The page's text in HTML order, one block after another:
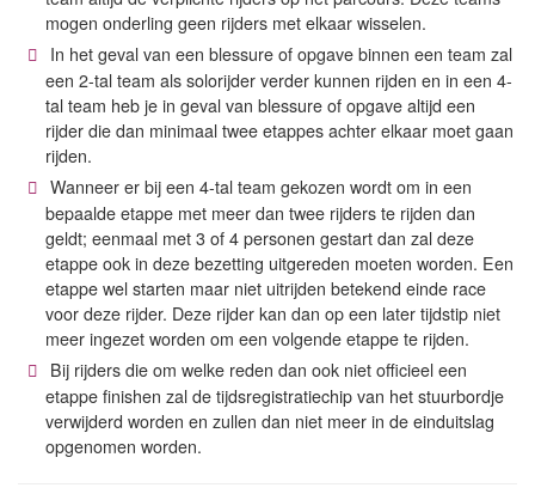
mogen onderling geen rijders met elkaar wisselen.
In het geval van een blessure of opgave binnen een team zal
een 2-tal team als solorijder verder kunnen rijden en in een 4-
tal team heb je in geval van blessure of opgave altijd een
rijder die dan minimaal twee etappes achter elkaar moet gaan
rijden.
Wanneer er bij een 4-tal team gekozen wordt om in een
bepaalde etappe met meer dan twee rijders te rijden dan
geldt; eenmaal met 3 of 4 personen gestart dan zal deze
etappe ook in deze bezetting uitgereden moeten worden. Een
etappe wel starten maar niet uitrijden betekend einde race
voor deze rijder. Deze rijder kan dan op een later tijdstip niet
meer ingezet worden om een volgende etappe te rijden.
Bij rijders die om welke reden dan ook niet officieel een
etappe finishen zal de tijdsregistratiechip van het stuurbordje
verwijderd worden en zullen dan niet meer in de einduitslag
opgenomen worden.